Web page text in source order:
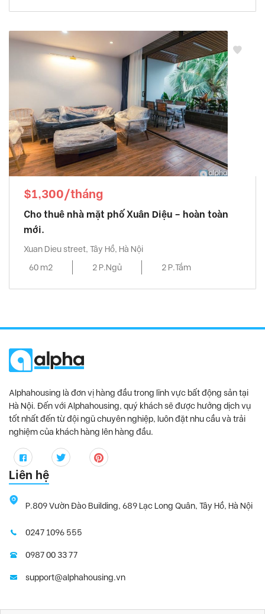
$1,300/tháng
Cho thuê nhà mặt phố Xuân Diệu – hoàn toàn
mới.
Xuan Dieu street, Tây Hồ, Hà Nội
60 m2
2 P.Ngủ 2 P.Tắm
Alphahousing là đơn vị hàng đầu trong lĩnh vực bất động sản tại
Hà Nội. Đến với Alphahousing, quý khách sẽ được hưởng dịch vụ
tốt nhất đến từ đội ngũ chuyên nghiệp, luôn đặt nhu cầu và trải
nghiệm của khách hàng lên hàng đầu.
Liên hệ
P.809 Vườn Đào Building, 689 Lạc Long Quân, Tây Hồ, Hà Nội
0247 1096 555
0987 00 33 77
support@alphahousing.vn